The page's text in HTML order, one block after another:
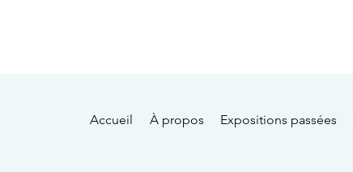
Accueil À propos Expositions passées